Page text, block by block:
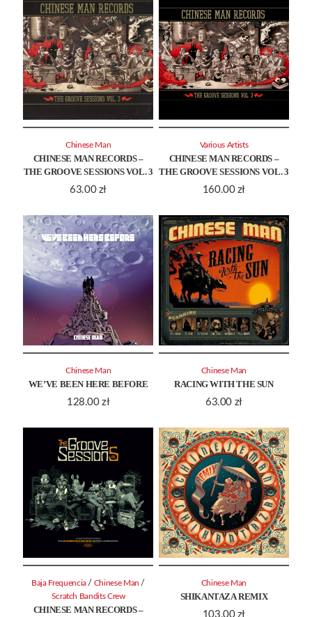
CHINESE MAN RECORDS –
THE GROOVE SESSIONS VOL. 3
63.00 zł
Chinese Man
CHINESE MAN RECORDS –
THE GROOVE SESSIONS VOL. 3
160.00 zł
Various Artists
WE’VE BEEN HERE BEFORE
128.00 zł
Chinese Man
RACING WITH THE SUN
63.00 zł
Chinese Man
CHINESE MAN RECORDS –
Baja Frequencia / Chinese Man /
Scratch Bandits Crew
SHIKANTAZA REMIX
103.00 zł
Chinese Man